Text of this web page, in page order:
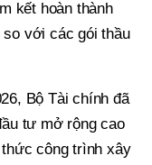
kết hoàn thành
so với các gói thầu
Bộ Tài chính đã
tư mở rộng cao
công trình xây